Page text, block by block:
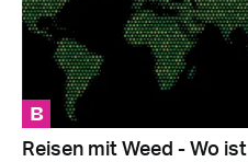
B
Reisen mit Weed - Wo ist